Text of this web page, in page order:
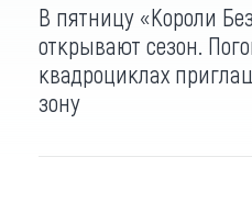
В пятницу «Короли
открывают сезон.
квадроциклах
зону